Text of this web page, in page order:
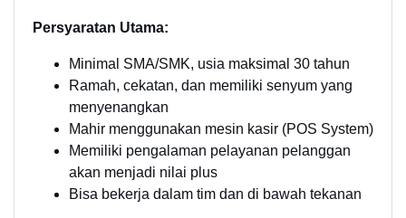
Persyaratan Utama:
Minimal SMA/SMK, usia maksimal 30 tahun
Ramah, cekatan, dan memiliki senyum yang
menyenangkan
Mahir menggunakan mesin kasir (POS System)
Memiliki pengalaman pelayanan pelanggan
akan menjadi nilai plus
Bisa bekerja dalam tim dan di bawah tekanan